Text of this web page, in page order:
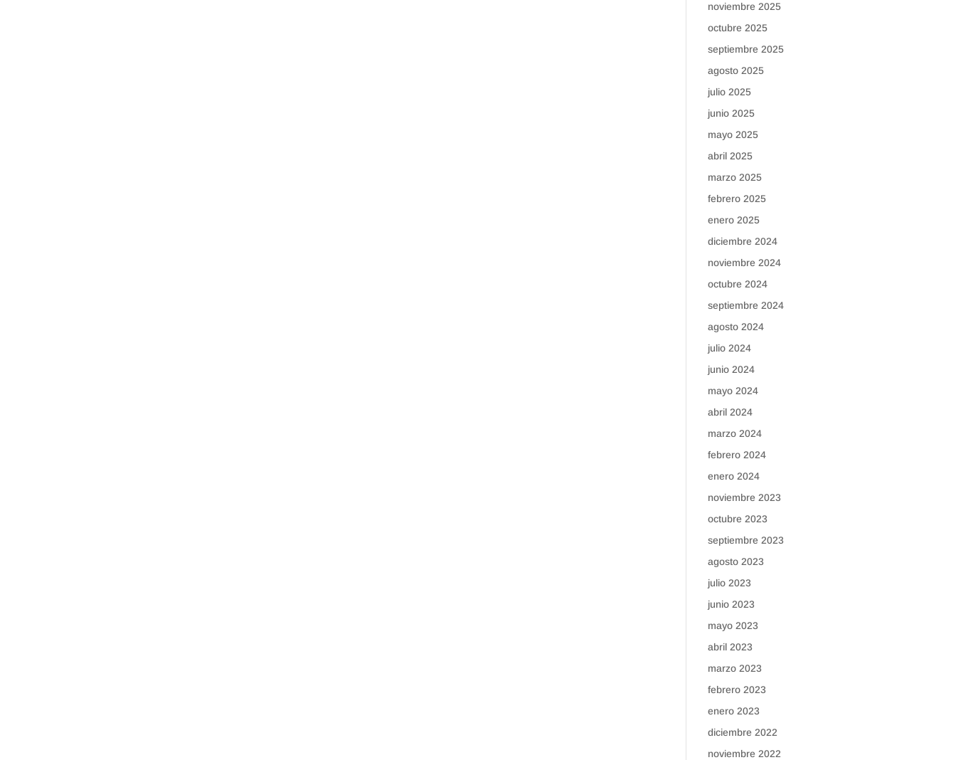
noviembre 2025
octubre 2025
septiembre 2025
agosto 2025
julio 2025
junio 2025
mayo 2025
abril 2025
marzo 2025
febrero 2025
enero 2025
diciembre 2024
noviembre 2024
octubre 2024
septiembre 2024
agosto 2024
julio 2024
junio 2024
mayo 2024
abril 2024
marzo 2024
febrero 2024
enero 2024
noviembre 2023
octubre 2023
septiembre 2023
agosto 2023
julio 2023
junio 2023
mayo 2023
abril 2023
marzo 2023
febrero 2023
enero 2023
diciembre 2022
noviembre 2022